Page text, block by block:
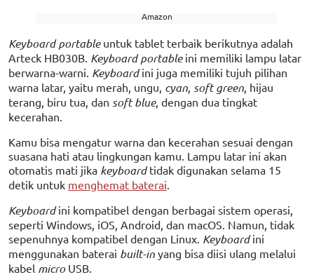
Amazon
Keyboard portable untuk tablet terbaik berikutnya adalah
Arteck HB030B. Keyboard portable ini memiliki lampu latar
berwarna-warni. Keyboardini juga memiliki tujuh pilihan
warna latar, yaitu merah, ungu, cyan, soft green, hijau
terang, biru tua, dan soft blue, dengan dua tingkat
kecerahan.
Kamu bisa mengatur warna dan kecerahan sesuai dengan
suasana hati atau lingkungan kamu. Lampu latar ini akan
otomatis mati jika keyboardtidak digunakan selama 15
detik untuk menghemat baterai.
Keyboardini kompatibel dengan berbagai sistem operasi,
seperti Windows, iOS, Android, dan macOS. Namun, tidak
sepenuhnya kompatibel dengan Linux. Keyboardini
menggunakan baterai built-in yang bisa diisi ulang melalui
kabel micro USB.